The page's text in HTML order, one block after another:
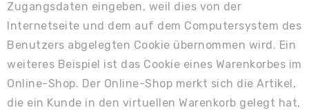
Zugangsdaten eingeben, weil dies von der
Internetseite und dem auf dem Computersystem des
Benutzers abgelegten Cookie übernommen wird. Ein
weiteres Beispiel ist das Cookie eines Warenkorbes im
Online-Shop. Der Online-Shop merkt sich die Artikel,
die ein Kunde in den virtuellen Warenkorb gelegt hat,